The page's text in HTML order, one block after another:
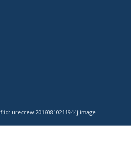
f:id:lurecrew:20160810211944j:image